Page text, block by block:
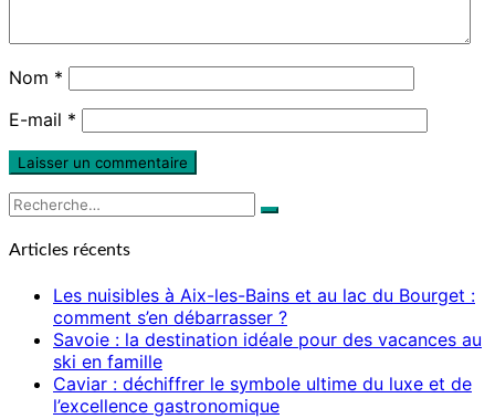
Nom *
E-mail *
Rechercher :
Recherche
Articles récents
Les nuisibles à Aix-les-Bains et au lac du Bourget :
comment s’en débarrasser ?
Savoie : la destination idéale pour des vacances au
ski en famille
Caviar : déchiffrer le symbole ultime du luxe et de
l’excellence gastronomique